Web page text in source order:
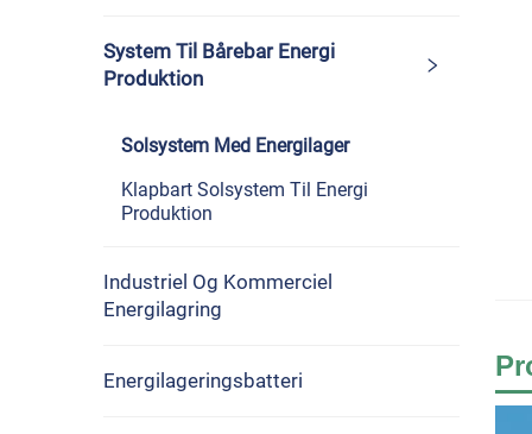
System Til Bårebar Energi
Produktion
Solsystem Med Energilager
Klapbart Solsystem Til Energi
Produktion
Industriel Og Kommerciel
Energilagring
Energilageringsbatteri